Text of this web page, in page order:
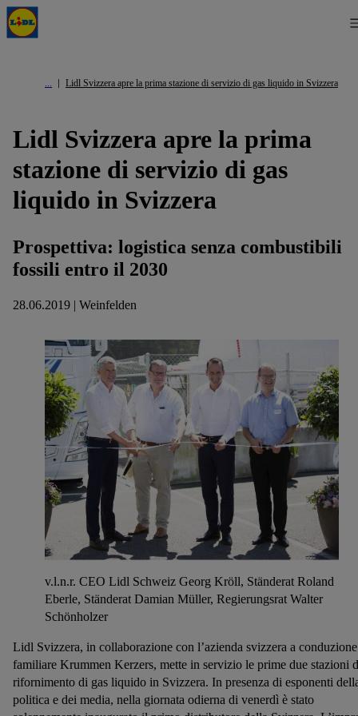
Lidl Svizzera apre la prima stazione di servizio di gas liquido in Svizzera
Lidl Svizzera apre la prima
stazione di servizio di gas
liquido in Svizzera
Prospettiva: logistica senza combustibili
fossili entro il 2030
28.06.2019 | Weinfelden
v.l.n.r. CEO Lidl Schweiz Georg Kröll, Ständerat Roland
Eberle, Ständerat Damian Müller, Regierungsrat Walter
Schönholzer
Lidl Svizzera, in collaborazione con l’azienda svizzera a conduzione
familiare Krummen Kerzers, mette in servizio le prime due stazioni
rifornimento di gas liquido in Svizzera. In presenza di esponenti
politica e dei media, nella giornata odierna di venerdì è stato